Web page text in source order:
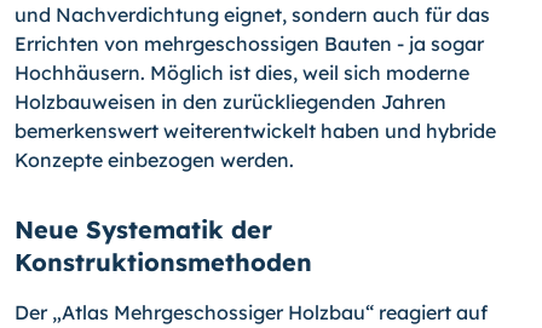
und Nachverdichtung eignet, sondern auch für das
Errichten von mehrgeschossigen Bauten - ja sogar
Hochhäusern. Möglich ist dies, weil sich moderne
Holzbauweisen in den zurückliegenden Jahren
bemerkenswert weiterentwickelt haben und hybride
Konzepte einbezogen werden.
Neue Systematik der
Konstruktionsmethoden
Der „Atlas Mehrgeschossiger Holzbau“ reagiert auf